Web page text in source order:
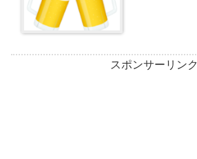
スポンサーリンク